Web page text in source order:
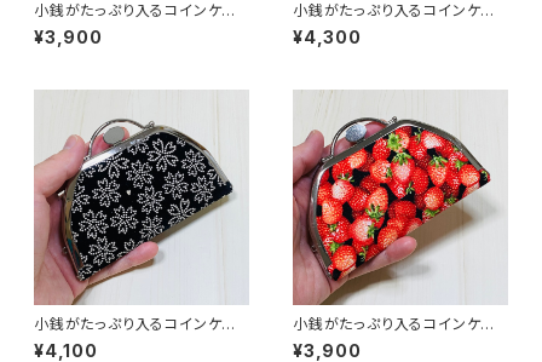
小銭がたっぷり入るコインケー
ス／花柄
¥3,900
小銭がたっぷり入るコインケー
ス／【畳縁】花柄・グリーン系
¥4,300
小銭がたっぷり入るコインケー
ス／【印伝調】桜柄
¥4,100
小銭がたっぷり入るコインケー
ス／イチゴ柄
¥3,900